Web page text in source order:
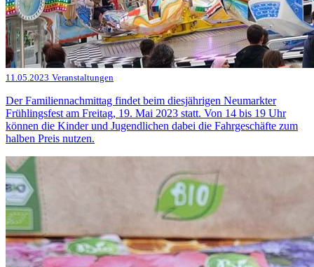
11.05.2023 Veranstaltungen
Der Familiennachmittag findet beim diesjährigen Neumarkter
Frühlingsfest am Freitag, 19. Mai 2023 statt. Von 14 bis 19 Uhr
können die Kinder und Jugendlichen dabei die Fahrgeschäfte zum
halben Preis nutzen.